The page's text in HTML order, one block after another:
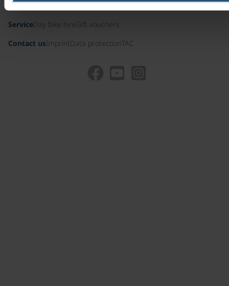
Useful informationManagement teamAwards and certificates
ServiceDay bike hireGift vouchers
Contact usImprint Data protectionTAC